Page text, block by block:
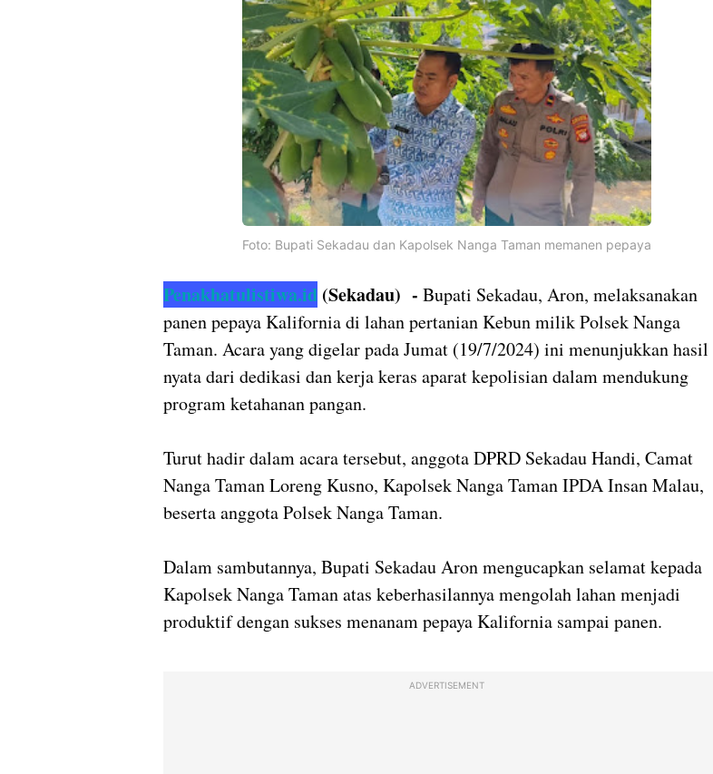
Foto: Bupati Sekadau dan Kapolsek Nanga Taman memanen pepaya
Penakhatulistiwa.id (Sekadau) - Bupati Sekadau, Aron, melaksanakan
panen pepaya Kalifornia di lahan pertanian Kebun milik Polsek Nanga
Taman. Acara yang digelar pada Jumat (19/7/2024) ini menunjukkan hasil
nyata dari dedikasi dan kerja keras aparat kepolisian dalam mendukung
program ketahanan pangan.
Turut hadir dalam acara tersebut, anggota DPRD Sekadau Handi, Camat
Nanga Taman Loreng Kusno, Kapolsek Nanga Taman IPDA Insan Malau,
beserta anggota Polsek Nanga Taman.
Dalam sambutannya, Bupati Sekadau Aron mengucapkan selamat kepada
Kapolsek Nanga Taman atas keberhasilannya mengolah lahan menjadi
produktif dengan sukses menanam pepaya Kalifornia sampai panen.
ADVERTISEMENT